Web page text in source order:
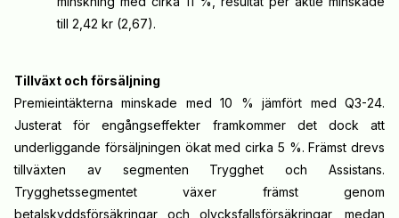
till 2,42 kr (2,67).
Tillväxt och försäljning
Premieintäkterna minskade med 10 % jämfört med Q3-24.
Justerat för engångseffekter framkommer det dock att
underliggande försäljningen ökat med cirka 5 %. Främst drevs
tillväxten av segmenten Trygghet och Assistans.
Trygghetssegmentet växer främst genom
betalskyddsförsäkringar och olycksfallsförsäkringar, medan